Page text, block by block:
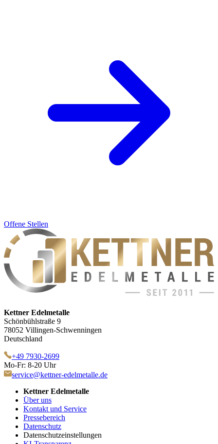
Offene Stellen
Kettner Edelmetalle
Schönbühlstraße 9
78052 Villingen-Schwenningen
Deutschland
+49 7930-2699
Mo-Fr: 8-20 Uhr
service@kettner-edelmetalle.de
Kettner Edelmetalle
Über uns
Kontakt und Service
Pressebereich
Datenschutz
Datenschutzeinstellungen